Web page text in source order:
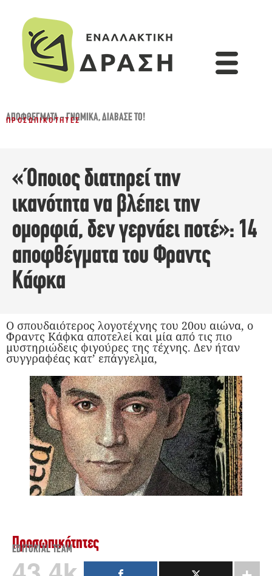
ΑΠΟΦΘΈΓΜΑΤΑ - ΓΝΩΜΙΚΆ,ΔΙΆΒΑΣΈ ΤΟ!
ΠΡΟΣΩΠΙΚΌΤΗΤΕΣ
«Όποιος διατηρεί την
ικανότητα να βλέπει την
ομορφιά, δεν γερνάει ποτέ»: 14
αποφθέγματα του Φραντς
Κάφκα
Ο σπουδαιότερος λογοτέχνης του 20ου αιώνα, ο
Φραντς Κάφκα αποτελεί και μία από τις πιο
μυστηριώδεις φιγούρες της τέχνης. Δεν ήταν
συγγραφέας κατ’ επάγγελμα,
Προσωπικότητες
EDITORIAL TEAM